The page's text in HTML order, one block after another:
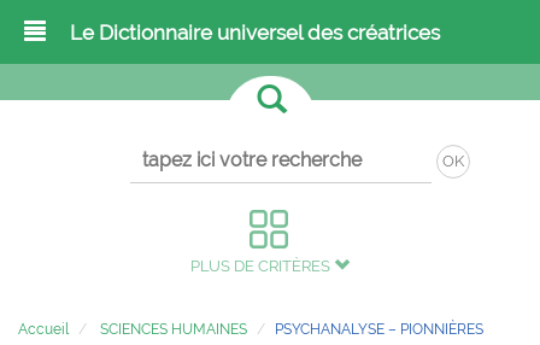
Le Dictionnaire universel des créatrices
OK
PLUS DE CRITÈRES
Accueil SCIENCES HUMAINES PSYCHANALYSE – PIONNIÈRES